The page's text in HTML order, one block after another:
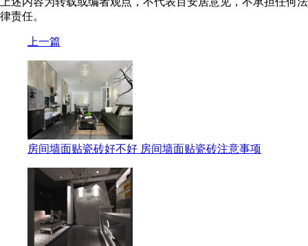
律责任。
上一篇
房间墙面贴瓷砖好不好 房间墙面贴瓷砖注意事项